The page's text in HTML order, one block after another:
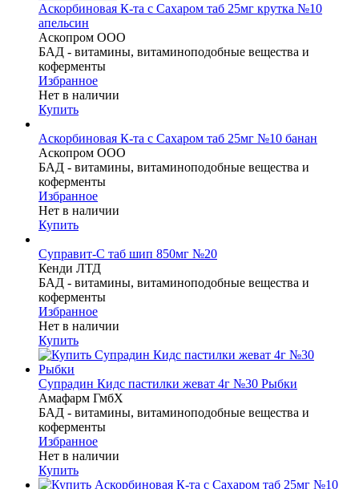
Аскорбиновая К-та с Сахаром таб 25мг крутка №10
апельсин
Аскопром ООО
БАД - витамины, витаминоподобные вещества и
коферменты
Избранное
Нет в наличии
Купить
Аскорбиновая К-та с Сахаром таб 25мг №10 банан
Аскопром ООО
БАД - витамины, витаминоподобные вещества и
коферменты
Избранное
Нет в наличии
Купить
Суправит-С таб шип 850мг №20
Кенди ЛТД
БАД - витамины, витаминоподобные вещества и
коферменты
Избранное
Нет в наличии
Купить
Супрадин Кидс пастилки жеват 4г №30 Рыбки
Амафарм ГмбХ
БАД - витамины, витаминоподобные вещества и
коферменты
Избранное
Нет в наличии
Купить